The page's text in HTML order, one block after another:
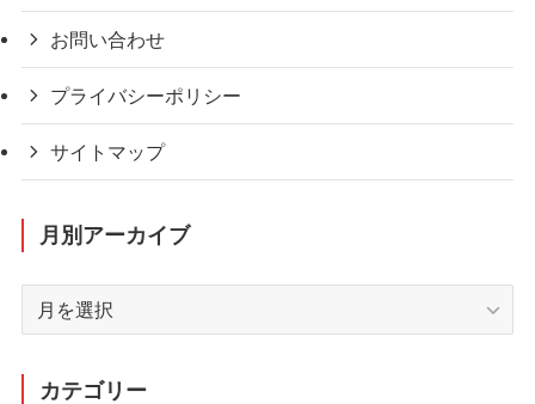
お問い合わせ
プライバシーポリシー
サイトマップ
月別アーカイブ
カテゴリー